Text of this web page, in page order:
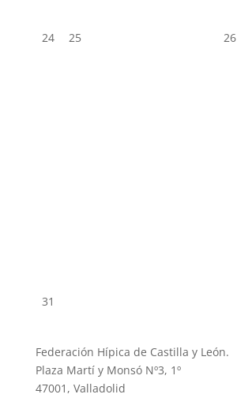
24 25 26
31
Federación Hípica de Castilla y León.
Plaza Martí y Monsó Nº3, 1º
47001, Valladolid